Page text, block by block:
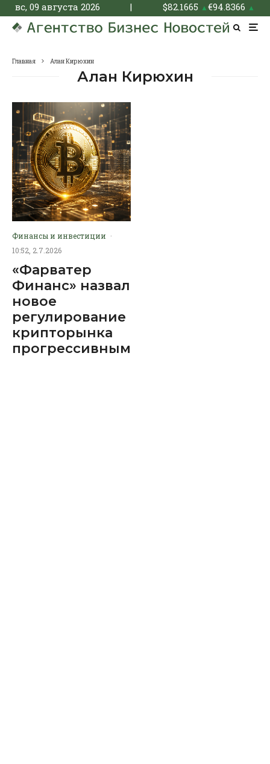
вс, 09 августа 2026 | $82.1665 ▲€94.8366 ▲
Главная Алан Кирюхин
Алан Кирюхин
Финансы и инвестиции ·
10:52, 2.7.2026
«Фарватер
Финанс» назвал
новое
регулирование
крипторынка
прогрессивным